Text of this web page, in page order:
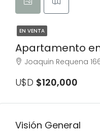
EN VENTA
Apartamento
Joaquin Requena
U$D $120,000
Visión General